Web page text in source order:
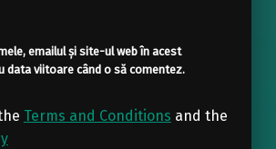
emailul și site-ul web în acest
data viitoare când o să comentez.
Terms and Conditions and the